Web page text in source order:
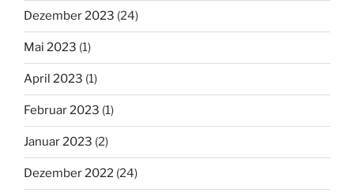
Dezember 2023 (24)
Mai 2023 (1)
April 2023 (1)
Februar 2023 (1)
Januar 2023 (2)
Dezember 2022 (24)